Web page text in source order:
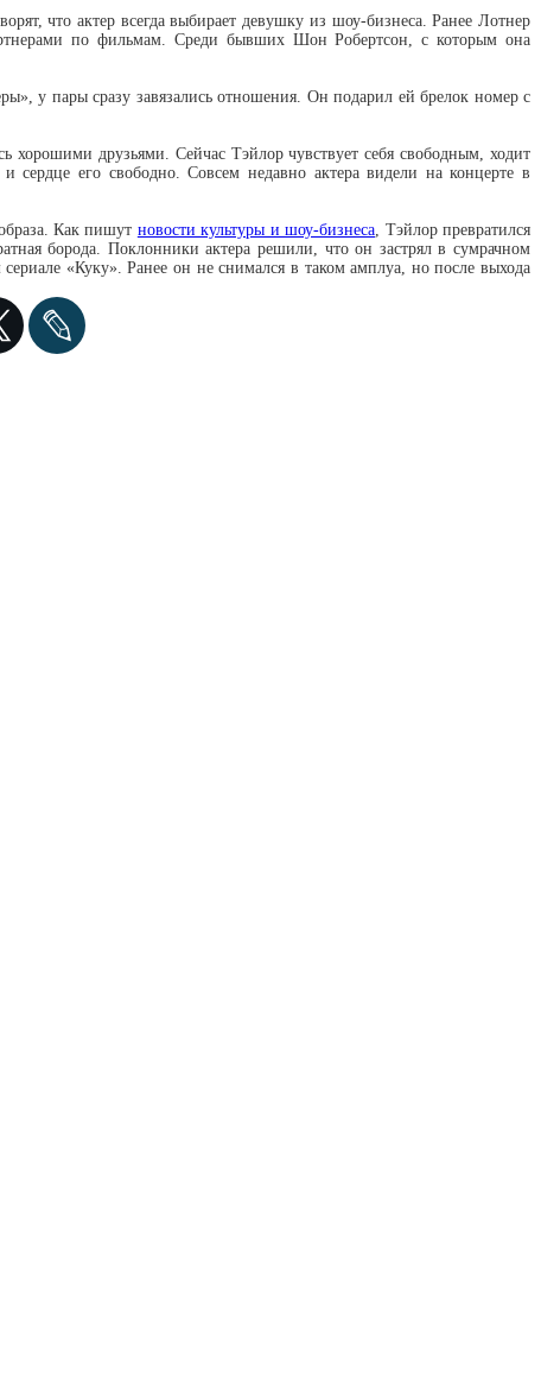
что актер всегда выбирает девушку из шоу-бизнеса. Ранее Лотнер
по фильмам. Среди бывших Шон Робертсон, с которым она
у пары сразу завязались отношения. Он подарил ей брелок номер с
хорошими друзьями. Сейчас Тэйлор чувствует себя свободным, ходит
его свободно. Совсем недавно актера видели на концерте в
Как пишут новости культуры и шоу-бизнеса , Тэйлор превратился
борода. Поклонники актера решили, что он застрял в сумрачном
«Куку». Ранее он не снимался в таком амплуа, но после выхода